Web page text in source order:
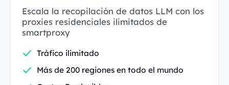
Escala la recopilación de datos LLM con los
proxies residenciales ilimitados de
smartproxy
Tráfico ilimitado
Más de 200 regiones en todo el mundo